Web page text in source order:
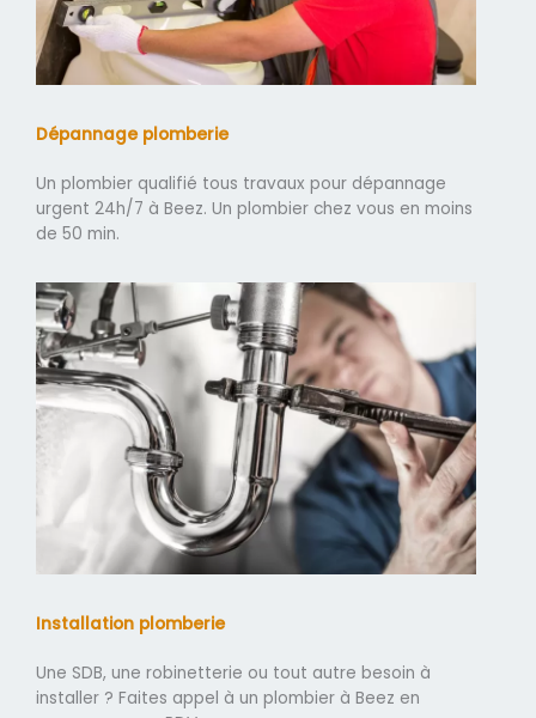
Dépannage plomberie
Un plombier qualifié tous travaux pour dépannage
urgent 24h/7 à Beez. Un plombier chez vous en moins
de 50 min.
Installation plomberie
Une SDB, une robinetterie ou tout autre besoin à
installer ? Faites appel à un plombier à Beez en